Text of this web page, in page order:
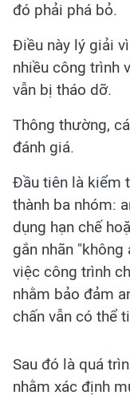
đó phải phá bỏ.
Điều này lý giải
nhiều công trình
vẫn bị tháo dỡ.
Thông thường,
đánh giá.
Đầu tiên là kiểm
thành ba nhóm:
dụng hạn chế
gắn nhãn
việc công trình
nhằm bảo đảm
chấn vẫn có thể
Sau đó là quá
nhằm xác định